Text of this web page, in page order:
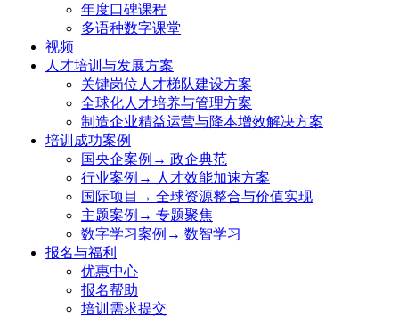
年度口碑课程
多语种数字课堂
视频
人才培训与发展方案
关键岗位人才梯队建设方案
全球化人才培养与管理方案
制造企业精益运营与降本增效解决方案
培训成功案例
国央企案例→ 政企典范
行业案例→ 人才效能加速方案
国际项目→ 全球资源整合与价值实现
主题案例→ 专题聚焦
数字学习案例→ 数智学习
报名与福利
优惠中心
报名帮助
培训需求提交